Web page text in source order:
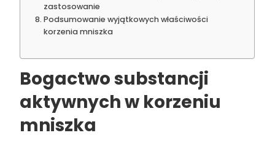
zastosowanie
Podsumowanie wyjątkowych właściwości
korzenia mniszka
Bogactwo substancji
aktywnych w korzeniu
mniszka